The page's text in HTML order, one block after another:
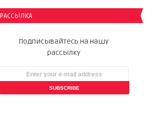
РАССЫЛКА
Подписывайтесь на нашу
рассылку